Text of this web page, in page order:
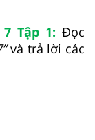
Tập 1: Đọc
và trả lời các